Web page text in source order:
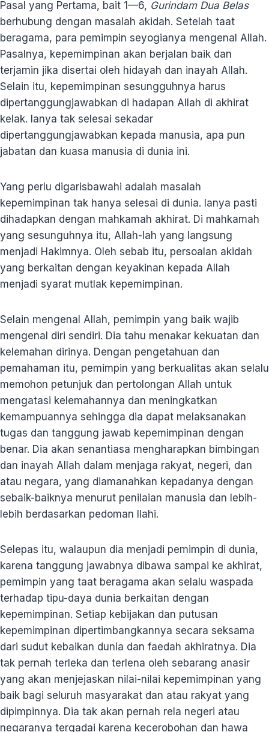
Pasal yang Pertama, bait 1—6, Gurindam Dua Belas
berhubung dengan masalah akidah. Setelah taat
beragama, para pemimpin seyogianya mengenal Allah.
Pasalnya, kepemimpinan akan berjalan baik dan
terjamin jika disertai oleh hidayah dan inayah Allah.
Selain itu, kepemimpinan sesungguhnya harus
dipertanggungjawabkan di hadapan Allah di akhirat
kelak. Ianya tak selesai sekadar
dipertanggungjawabkan kepada manusia, apa pun
jabatan dan kuasa manusia di dunia ini.
Yang perlu digarisbawahi adalah masalah
kepemimpinan tak hanya selesai di dunia. Ianya pasti
dihadapkan dengan mahkamah akhirat. Di mahkamah
yang sesunguhnya itu, Allah-lah yang langsung
menjadi Hakimnya. Oleh sebab itu, persoalan akidah
yang berkaitan dengan keyakinan kepada Allah
menjadi syarat mutlak kepemimpinan.
Selain mengenal Allah, pemimpin yang baik wajib
mengenal diri sendiri. Dia tahu menakar kekuatan dan
kelemahan dirinya. Dengan pengetahuan dan
pemahaman itu, pemimpin yang berkualitas akan selalu
memohon petunjuk dan pertolongan Allah untuk
mengatasi kelemahannya dan meningkatkan
kemampuannya sehingga dia dapat melaksanakan
tugas dan tanggung jawab kepemimpinan dengan
benar. Dia akan senantiasa mengharapkan bimbingan
dan inayah Allah dalam menjaga rakyat, negeri, dan
atau negara, yang diamanahkan kepadanya dengan
sebaik-baiknya menurut penilaian manusia dan lebih-
lebih berdasarkan pedoman Ilahi.
Selepas itu, walaupun dia menjadi pemimpin di dunia,
karena tanggung jawabnya dibawa sampai ke akhirat,
pemimpin yang taat beragama akan selalu waspada
terhadap tipu-daya dunia berkaitan dengan
kepemimpinan. Setiap kebijakan dan putusan
kepemimpinan dipertimbangkannya secara seksama
dari sudut kebaikan dunia dan faedah akhiratnya. Dia
tak pernah terleka dan terlena oleh sebarang anasir
yang akan menjejaskan nilai-nilai kepemimpinan yang
baik bagi seluruh masyarakat dan atau rakyat yang
dipimpinnya. Dia tak akan pernah rela negeri atau
negaranya tergadai karena kecerobohan dan hawa